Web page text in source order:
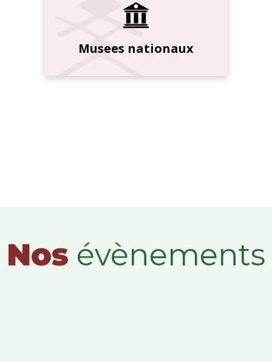
Musees nationaux
Nos évènements